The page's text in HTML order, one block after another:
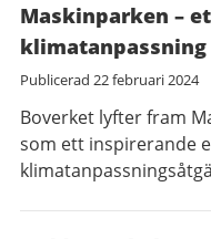
Maskinparken –
klimatanpassning
Publicerad 22 februari 2024
Boverket lyfter fram
som ett inspirerande